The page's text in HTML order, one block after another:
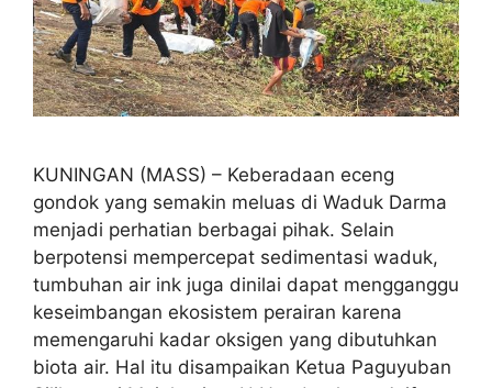
KUNINGAN (MASS) – Keberadaan eceng
gondok yang semakin meluas di Waduk Darma
menjadi perhatian berbagai pihak. Selain
berpotensi mempercepat sedimentasi waduk,
tumbuhan air ink juga dinilai dapat mengganggu
keseimbangan ekosistem perairan karena
memengaruhi kadar oksigen yang dibutuhkan
biota air. Hal itu disampaikan Ketua Paguyuban